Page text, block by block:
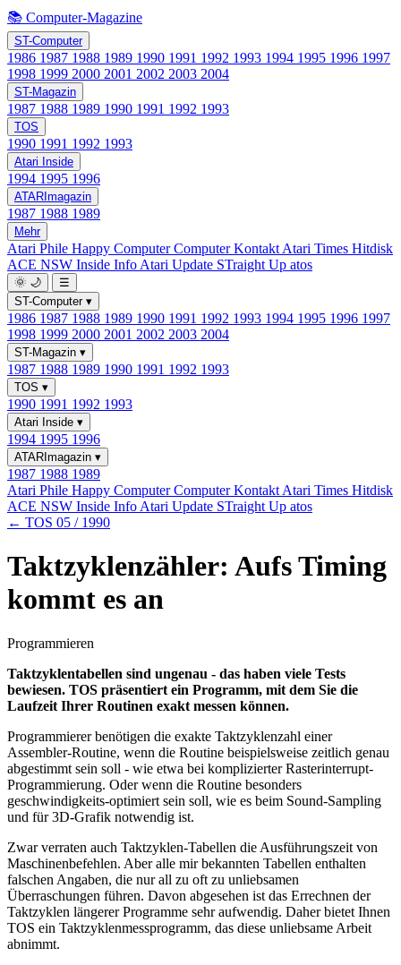
📚 Computer-Magazine
ST-Computer
1986 1987 1988 1989 1990 1991 1992 1993 1994 1995 1996 1997
1998 1999 2000 2001 2002 2003 2004
ST-Magazin
1987 1988 1989 1990 1991 1992 1993
TOS
1990 1991 1992 1993
Atari Inside
1994 1995 1996
ATARImagazin
1987 1988 1989
Mehr
Atari Phile Happy ComputerComputer Kontakt Atari Times Hitdisk
ACE NSW Inside Info Atari Update STraight Up atos
🌞 🌙
☰
ST-Computer ▾
1986 1987 1988 1989 1990 1991 1992 1993 1994 1995 1996 1997
1998 1999 2000 2001 2002 2003 2004
ST-Magazin ▾
1987 1988 1989 1990 1991 1992 1993
TOS ▾
1990 1991 1992 1993
Atari Inside ▾
1994 1995 1996
ATARImagazin ▾
1987 1988 1989
Atari Phile Happy ComputerComputer Kontakt Atari Times Hitdisk
ACE NSW Inside Info Atari Update STraight Up atos
← TOS 05 / 1990
Taktzyklenzähler: Aufs Timing
kommt es an
Programmieren
Taktzyklentabellen sind ungenau - das haben viele Tests
bewiesen. TOS präsentiert ein Programm, mit dem Sie die
Laufzeit Ihrer Routinen exakt messen können.
Programmierer benötigen die exakte Taktzyklenzahl einer
Assembler-Routine, wenn die Routine beispielsweise zeitlich genau
abgestimmt sein soll - wie etwa bei komplizierter Rasterinterrupt-
Programmierung. Oder wenn die Routine besonders
geschwindigkeits-optimiert sein soll, wie es beim Sound-Sampling
und für 3D-Grafik notwendig ist.
Zwar verraten auch Taktzyklen-Tabellen die Ausführungszeit von
Maschinenbefehlen. Aber alle mir bekannten Tabellen enthalten
falschen Angaben, die nur all zu oft zu unliebsamen
Überraschungen führen. Davon abgesehen ist das Errechnen der
Taktzyklen längerer Programme sehr aufwendig. Daher bietet Ihnen
TOS ein Taktzyklenmessprogramm, das diese unliebsame Arbeit
abnimmt.